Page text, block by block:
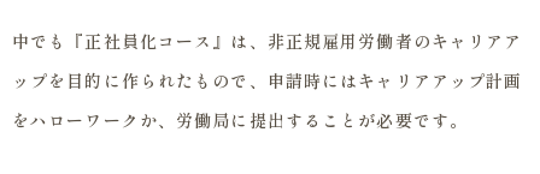
中でも『正社員化コース』は、非正規雇用労働者のキャリアア
ップを目的に作られたもので、申請時にはキャリアアップ計画
をハローワークか、労働局に提出することが必要です。